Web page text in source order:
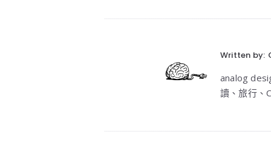
Written by:
analog
讀、旅行、